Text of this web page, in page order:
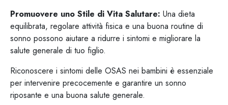
Promuovere uno Stile di Vita Salutare: Una dieta
equilibrata, regolare attività fisica e una buona routine di
sonno possono aiutare a ridurre i sintomi e migliorare la
salute generale di tuo figlio.
Riconoscere i sintomi delle OSAS nei bambini è essenziale
per intervenire precocemente e garantire un sonno
riposante e una buona salute generale.